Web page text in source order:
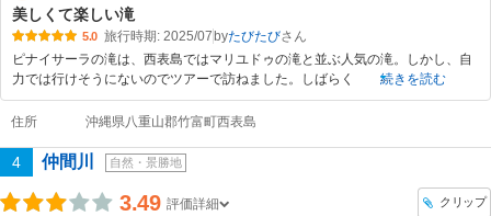
美しくて楽しい滝
5.0 旅行時期: 2025/07 byたびたび
ピナイサーラの滝は、西表島ではマリユドゥの滝と並ぶ人気の滝。しかし、自
力では行けそうにないのでツアーで訪ねました。しばらく
続きを読む
住所 沖縄県八重山郡竹富町西表島
4 仲間川 自然・景勝地
3.49 評価詳細 クリップ